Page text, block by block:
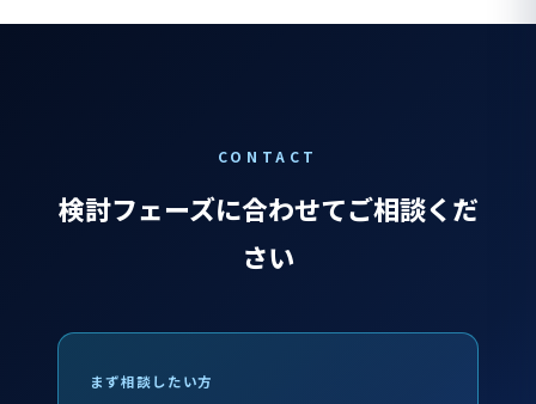
CONTACT
検討フェーズに合わせてご相談くだ
さい
まず相談したい方